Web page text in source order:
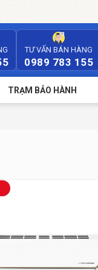
TƯ VẤN BÁN HÀNG
0989 783 155
TRẠM BẢO HÀNH